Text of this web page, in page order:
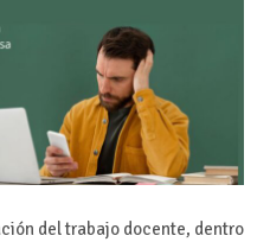
del trabajo docente, dentro